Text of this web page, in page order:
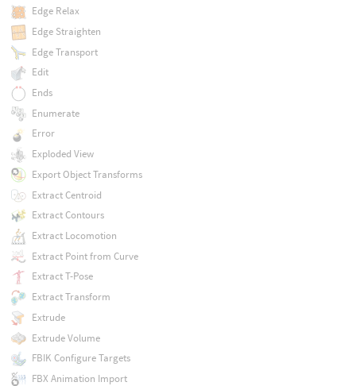
Edge Relax
Edge Straighten
Edge Transport
Edit
Ends
Enumerate
Error
Exploded View
Export Object Transforms
Extract Centroid
Extract Contours
Extract Locomotion
Extract Point from Curve
Extract T-Pose
Extract Transform
Extrude
Extrude Volume
FBIK Configure Targets
FBX Animation Import